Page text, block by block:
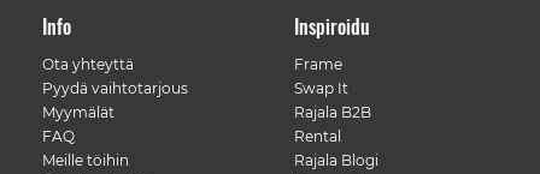
Info
Ota yhteyttä
Pyydä vaihtotarjous
Myymälät
FAQ
Meille töihin
Inspiroidu
Frame
Swap It
Rajala B2B
Rental
Rajala Blogi